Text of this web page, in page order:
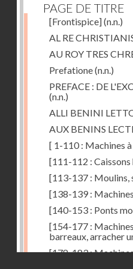
PAGE DE TITRE
[Frontispice](n.n.)
AL RE
AU ROY TRES
Prefatione(n.n.)
PREFACE : DE
(n.n.)
ALLI BENINI
AUX BENINS
[ 1-110 : Machines
[111-112 :
[113-137 : Moulins,
[138-139 :
[140-153 : Ponts
[154-177 :
barreaux, arracher
[178-183 :